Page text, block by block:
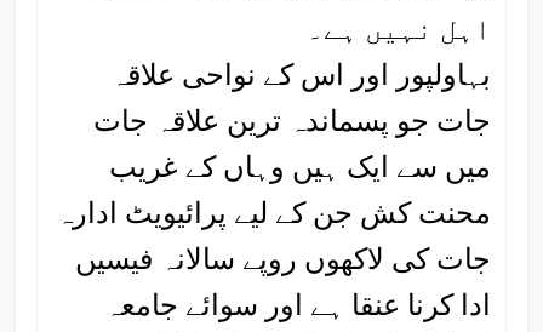
اہل نہیں ہے۔
بہاولپور اور اس کے نواحی علاقہ
جات جو پسماندہ ترین علاقہ جات
میں سے ایک ہیں وہاں کے غریب
محنت کش جن کے لیے پرائیویٹ ادارہ
جات کی لاکھوں روپے سالانہ فیسیں
ادا کرنا عنقا ہے اور سوائے جامعہ